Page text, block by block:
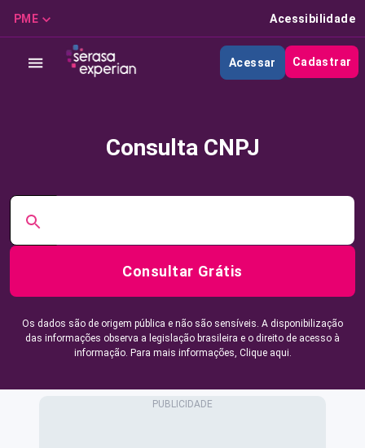
PME Acessibilidade
Acessar Cadastrar
Consulta CNPJ
Consultar Grátis
Os dados são de origem pública e não são sensíveis. A disponibilização
das informações observa a legislação brasileira e o direito de acesso à
informação. Para mais informações, Clique aqui.